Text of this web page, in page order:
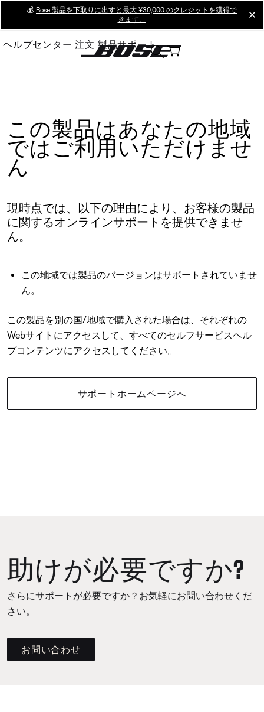
Main
💰 Bose 製品を下取りに出すと最大 ¥30,000 のクレジットを獲得で
きます。
ヘルプセンター 注文 製品サポート
この製品はあなたの地域
ではご利用いただけませ
ん
現時点では、以下の理由により、お客様の製品
に関するオンラインサポートを提供できませ
ん。
この地域では製品のバージョンはサポートされていませ
ん。
この製品を別の国/地域で購入された場合は、それぞれの
Webサイトにアクセスして、すべてのセルフサービスヘル
プコンテンツにアクセスしてください。
サポートホームページへ
助けが必要ですか?
さらにサポートが必要ですか？お気軽にお問い合わせくだ
さい。
お問い合わせ